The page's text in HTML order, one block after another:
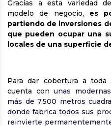
Gracias a esta variedad
modelo de negocio, es
partiendo de inversiones
que pueden ocupar una
locales de una superficie
Para dar cobertura a toda
cuenta con unas
más de 7.500 metros
donde fabrica todos sus
reinvierte